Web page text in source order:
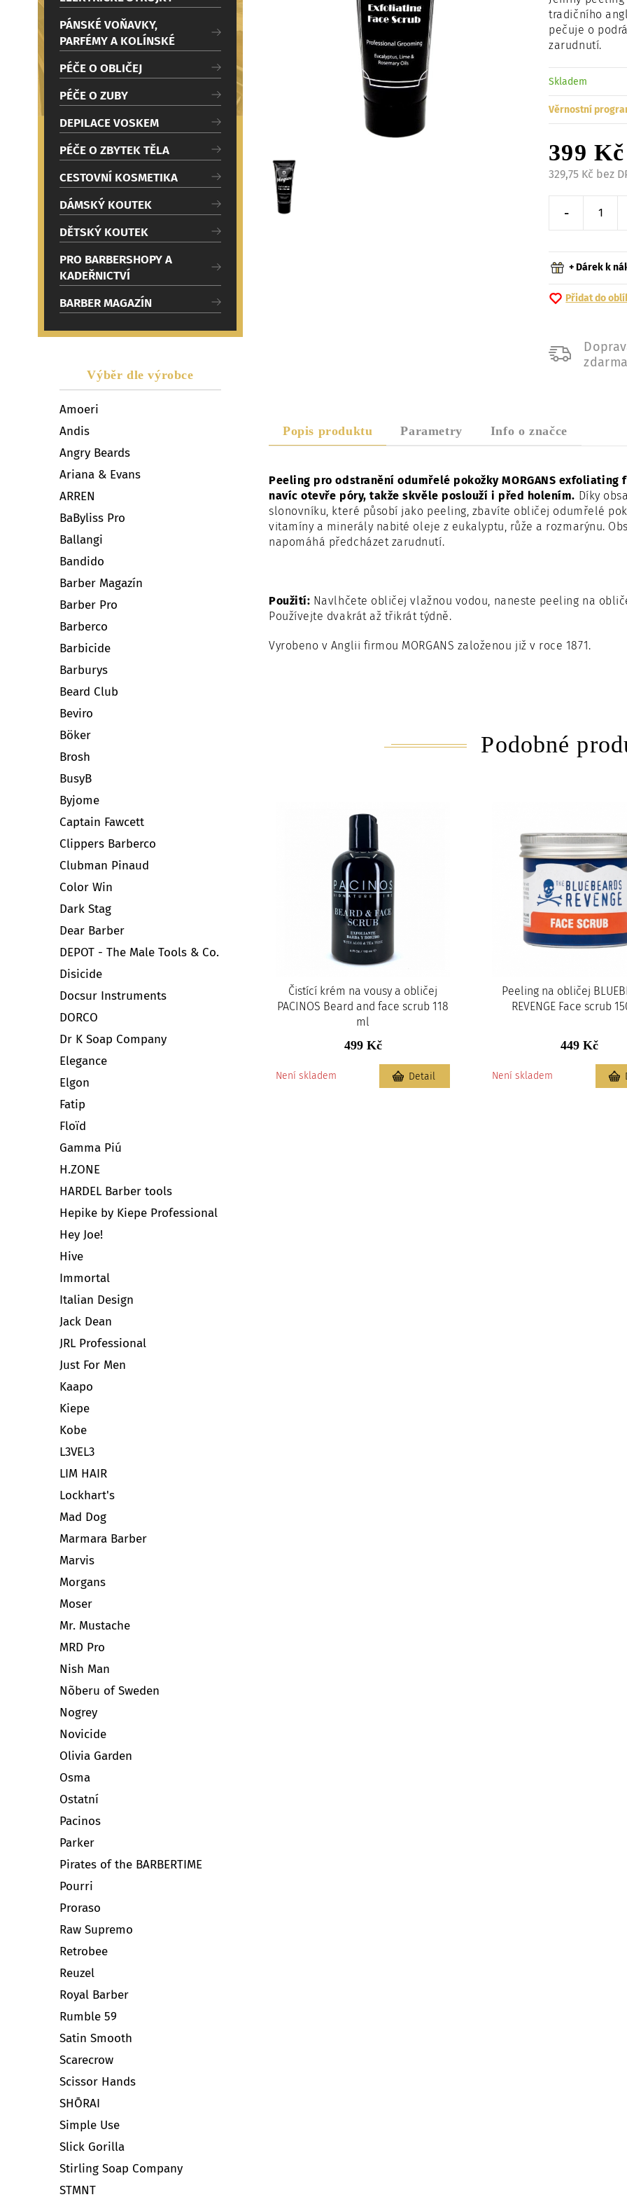
PÁNSKÉ VOŇAVKY,
PARFÉMY A KOLÍNSKÉ
PÉČE O OBLIČEJ
PÉČE O ZUBY
DEPILACE VOSKEM
PÉČE O ZBYTEK TĚLA
CESTOVNÍ KOSMETIKA
DÁMSKÝ KOUTEK
DĚTSKÝ KOUTEK
PRO BARBERSHOPY A
KADEŘNICTVÍ
BARBER MAGAZÍN
Výběr dle výrobce
Amoeri
Andis
Angry Beards
Ariana & Evans
ARREN
BaByliss Pro
Ballangi
Bandido
Barber Magazín
Barber Pro
Barberco
Barbicide
Barburys
Beard Club
Beviro
Böker
Brosh
BusyB
Byjome
Captain Fawcett
Clippers Barberco
Clubman Pinaud
Color Win
Dark Stag
Dear Barber
DEPOT - The Male Tools & Co.
Disicide
Docsur Instruments
DORCO
Dr K Soap Company
Elegance
Elgon
Fatip
Floïd
Gamma Piú
H.ZONE
HARDEL Barber tools
Hepike by Kiepe Professional
Hey Joe!
Hive
Immortal
Italian Design
Jack Dean
JRL Professional
Just For Men
Kaapo
Kiepe
Kobe
L3VEL3
LIM HAIR
Lockhart's
Mad Dog
Marmara Barber
Marvis
Morgans
Moser
Mr. Mustache
MRD Pro
Nish Man
Nõberu of Sweden
Nogrey
Novicide
Olivia Garden
Osma
Ostatní
Pacinos
Parker
Pirates of the BARBERTIME
Pourri
Proraso
Raw Supremo
Retrobee
Reuzel
Royal Barber
Rumble 59
Satin Smooth
Scarecrow
Scissor Hands
SHŌRAI
Simple Use
Slick Gorilla
Stirling Soap Company
STMNT
tradičního
pečuje o
zarudnutí.
Skladem
Věrnostní
399 Kč
329,75 Kč bez
Snížit o
-
+ Dárek k
Přidat do
Popis produktu Parametry Info o značce
Peeling pro odstranění odumřelé pokožky MORGANS exfoliating
navíc otevře póry, takže skvěle poslouží i před holením. Díky
slonovníku, které působí jako peeling, zbavíte obličej odumřelé
vitamíny a minerály nabité oleje z eukalyptu, růže a rozmarýnu.
napomáhá předcházet zarudnutí.
Použití: Navlhčete obličej vlažnou vodou, naneste peeling na
Používejte dvakrát až třikrát týdně.
Vyrobeno v Anglii firmou MORGANS založenou již v roce 1871.
Podobné
Čistící krém na vousy a obličej
PACINOS Beard and face scrub 118
ml
499 Kč
Není skladem Detail
Peeling na obličej
REVENGE Face scrub
449 Kč
Není skladem